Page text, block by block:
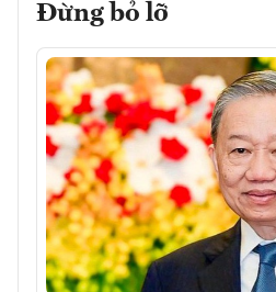
Đừng bỏ lỡ